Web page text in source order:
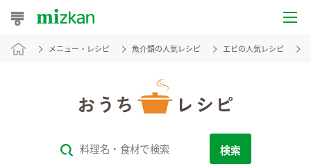
おうちレシピ
レシピカテゴリ一覧
メニュー・レシピ 魚介類の人気レシピ エビの人気レシピ
検索